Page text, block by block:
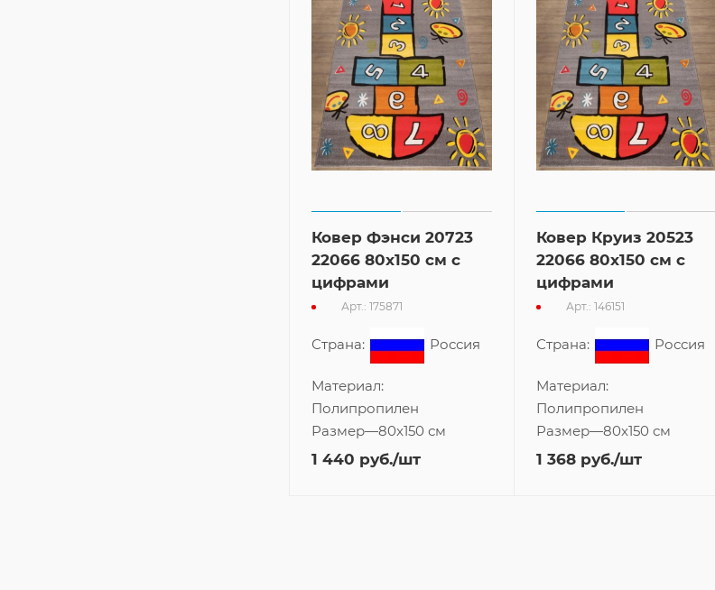
Ковер Фэнси 20723
22066 80x150 см с
цифрами
Арт.: 175871
Страна: Россия
Материал:
Полипропилен
Размер—80x150 см
1 440 руб./шт
Ковер Круиз 20523
22066 80x150 см с
цифрами
Арт.: 146151
Страна: Россия
Материал:
Полипропилен
Размер—80x150 см
1 368руб./шт